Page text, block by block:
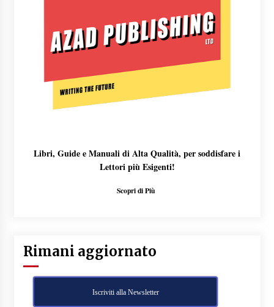
Libri, Guide e Manuali di Alta Qualità, per soddisfare i
Lettori più Esigenti!
Scopri di Più
Rimani aggiornato
Iscriviti alla Newsletter